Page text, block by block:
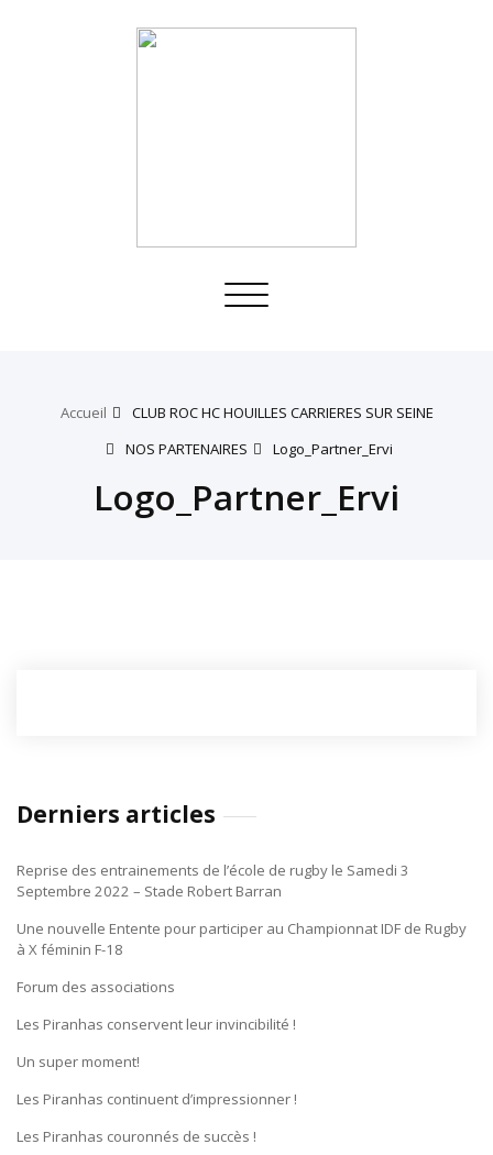
Toggle
Accueil
CLUB ROC HC HOUILLES CARRIERES SUR SEINE
NOS PARTENAIRES
Logo_Partner_Ervi
Logo_Partner_Ervi
Derniers articles
Reprise des entrainements de l’école de rugby le Samedi 3
Septembre 2022 – Stade Robert Barran
Une nouvelle Entente pour participer au Championnat IDF de Rugby
à X féminin F-18
Forum des associations
Les Piranhas conservent leur invincibilité !
Un super moment!
Les Piranhas continuent d’impressionner !
Les Piranhas couronnés de succès !